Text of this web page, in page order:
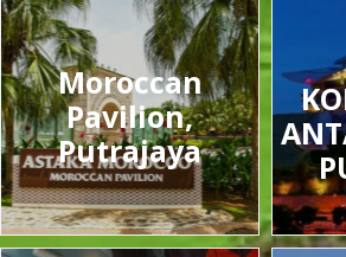
Moroccan
Pavilion,
Putrajaya